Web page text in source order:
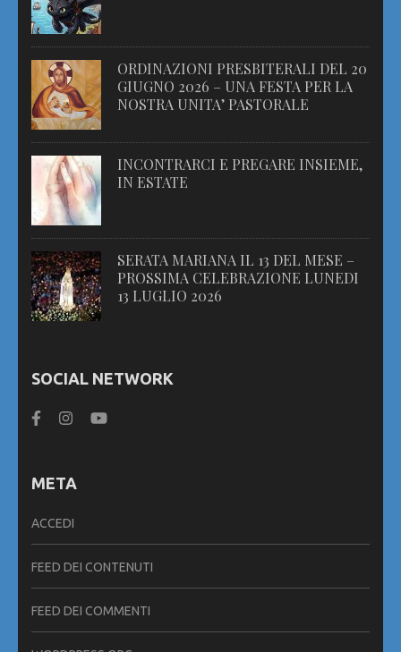
ORDINAZIONI PRESBITERALI DEL 20
GIUGNO 2026 – UNA FESTA PER LA
NOSTRA UNITA’ PASTORALE
INCONTRARCI E PREGARE INSIEME,
IN ESTATE
SERATA MARIANA IL 13 DEL MESE –
PROSSIMA CELEBRAZIONE LUNEDI
13 LUGLIO 2026
SOCIAL NETWORK
META
ACCEDI
FEED DEI CONTENUTI
FEED DEI COMMENTI